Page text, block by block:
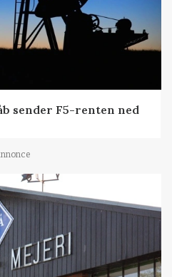
sender F5-renten ned